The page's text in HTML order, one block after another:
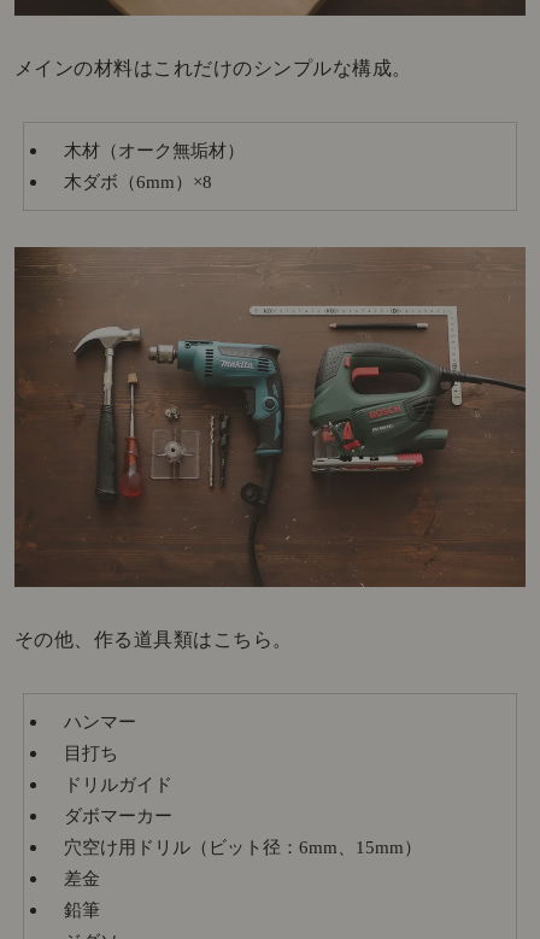
メインの材料はこれだけのシンプルな構成。
木材（オーク無垢材）
木ダボ（6mm）×8
その他、作る道具類はこちら。
ハンマー
目打ち
ドリルガイド
ダボマーカー
穴空け用ドリル（ビット径：6mm、15mm）
差金
鉛筆